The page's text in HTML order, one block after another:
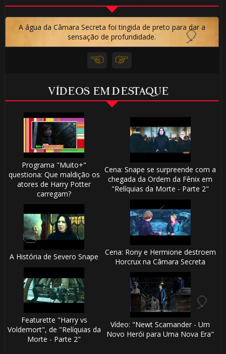
A água da Câmara Secreta foi tingida de preto para dar a
sensação de profundidade.
VÍDEOS EM DESTAQUE
Programa "Muito+"
questiona: Que maldição os
atores de Harry Potter
carregam?
Cena: Snape se surpreende com a
chegada da Ordem da Fênix em
"Relíquias da Morte - Parte 2"
A História de Severo Snape
Cena: Rony e Hermione destroem
Horcrux na Câmara Secreta
Featurette "Harry vs
Voldemort", de "Relíquias da
Morte - Parte 2"
Vídeo: "Newt Scamander - Um
Novo Herói para Uma Nova Era"
8️⃣
⚡
🎈